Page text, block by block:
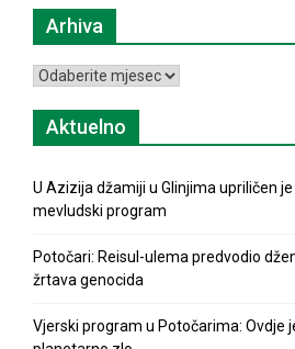
Arhiva
Arhiva
Aktuelno
U Azizija džamiji u Glinjima upriličen
mevludski program
Potočari: Reisul-ulema predvodio
žrtava genocida
Vjerski program u Potočarima: Ovdje